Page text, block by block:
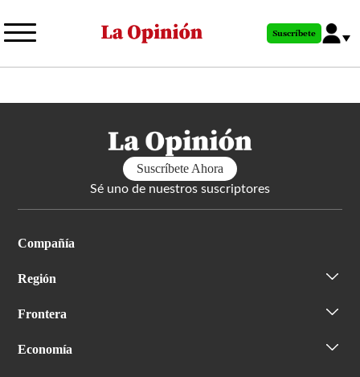
al
principal
Suscríbete
Suscríbete Ahora
Sé uno de nuestros suscriptores
Compañía
Región
Frontera
Economía